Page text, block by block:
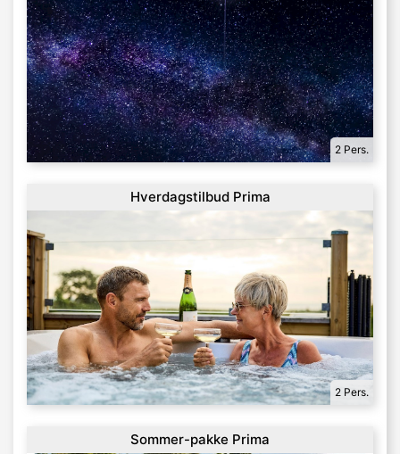
2 Pers.
Hverdagstilbud Prima
2 Pers.
Sommer-pakke Prima